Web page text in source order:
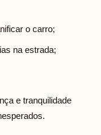
o carro;
na estrada;
e tranquilidade